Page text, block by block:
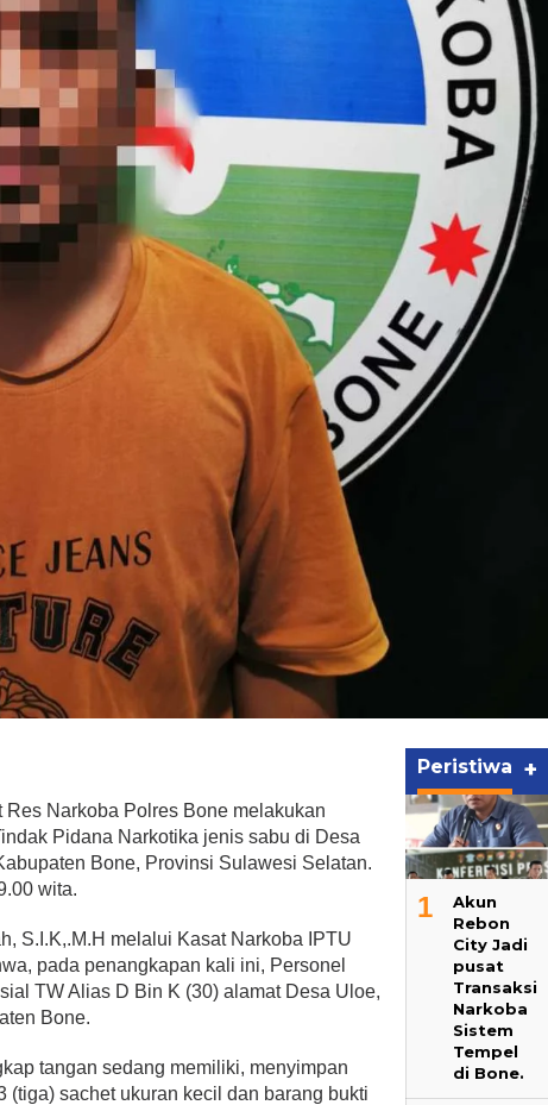
Res Narkoba Polres Bone melakukan
Pidana Narkotika jenis sabu di Desa
Bone, Provinsi Sulawesi Selatan.
wita.
S.I.K,.M.H melalui Kasat Narkoba IPTU
pada penangkapan kali ini, Personel
TW Alias D Bin K (30) alamat Desa Uloe,
Bone.
tangan sedang memiliki, menyimpan
(tiga) sachet ukuran kecil dan barang bukti
Peristiwa +
1
Akun
Rebon
City Jadi
pusat
Transaksi
Narkoba
Sistem
Tempel
di Bone.